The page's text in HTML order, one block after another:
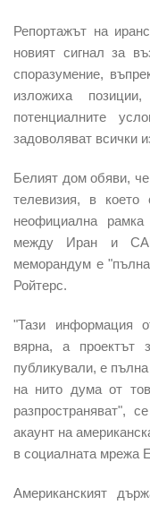
Репортажът на
новият сигнал за
споразумение,
изложиха
потенциалните
задоволяват всички
Белият дом обяви,
телевизия, в което
неофициална
между Иран и
меморандум е
Ройтерс.
"Тази информация
вярна, а проектът
публикували, е
на нито дума от
разпространяват",
акаунт на
в социалната мрежа
Американският